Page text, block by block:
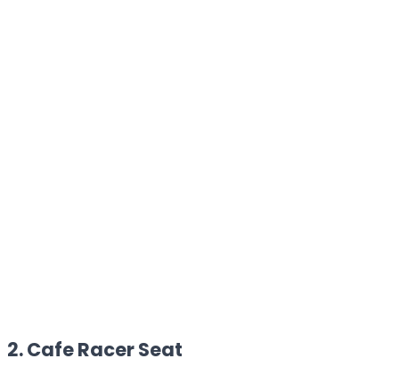
2. Cafe Racer Seat